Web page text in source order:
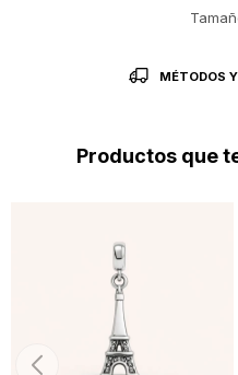
MÉTODOS
Productos que